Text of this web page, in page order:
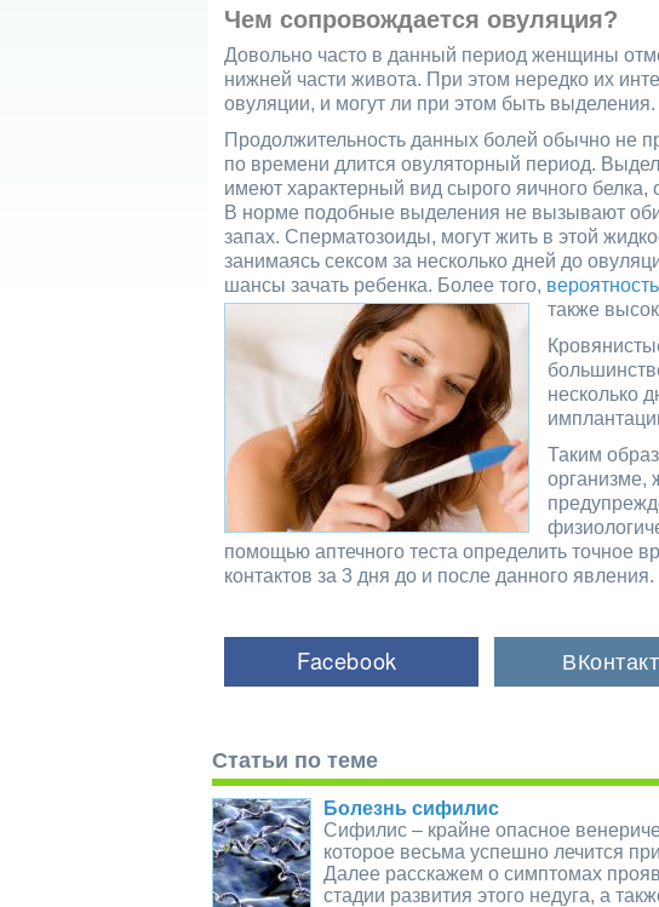
Чем сопровождается овуляция?
Довольно часто в данный период женщины
нижней части живота. При этом нередко их
овуляции, и могут ли при этом быть выделения.
Продолжительность данных болей обычно не
по времени длится овуляторный период.
имеют характерный вид сырого яичного белка,
В норме подобные выделения не вызывают
запах. Сперматозоиды, могут жить в этой
занимаясь сексом за несколько дней до
шансы зачать ребенка. Более того,
также
несколько
Таким
организме,
помощью аптечного теста определить точное
контактов за 3 дня до и после данного явления.
Статьи по теме
Болезнь сифилис
Сифилис – крайне опасное
которое весьма успешно лечится
Далее расскажем о симптомах
стадии развития этого недуга, а